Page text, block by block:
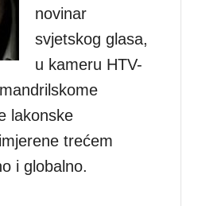
novinar
svjetskog glasa,
u kameru HTV-
lakonske
trećem
i globalno.